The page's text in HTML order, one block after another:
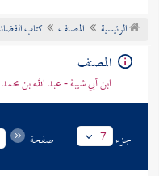
تراجم الأعلام
الرئيسية المصنف كتاب
المصنف
ابن أبي شيبة - عبد الله بن
جزء 7 صفحة